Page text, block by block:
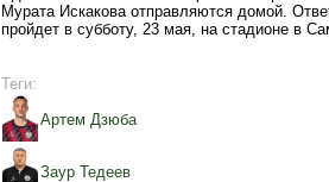
Мурата Искакова отправляются домой.
пройдет в субботу, 23 мая, на стадионе в
Теги:
Артем Дзюба
Заур Тедеев